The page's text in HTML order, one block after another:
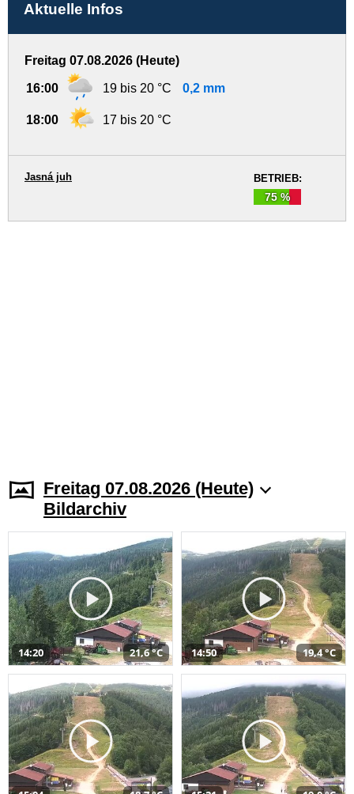
Aktuelle Infos
Freitag 07.08.2026 (Heute)
16:00 19 bis 20 °C 0,2 mm
18:00 17 bis 20 °C
BETRIEB:
75 %
Jasná juh
Freitag 07.08.2026 (Heute)
Bildarchiv
14:20 21,6 °C 14:50 19,4 °C